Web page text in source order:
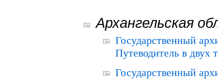
Архангельская
Государственный
Путеводитель в двух
Государственный